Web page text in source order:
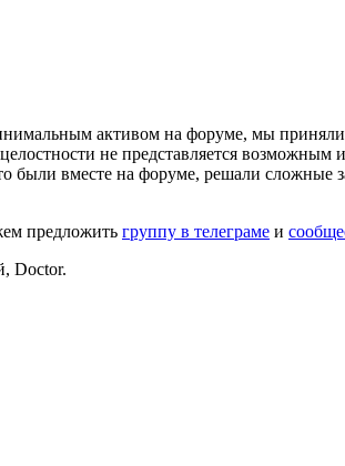
активом на форуме, мы
не представляется возможным
были вместе на форуме, решали сложные
предложить группу в телеграме и
Doctor.